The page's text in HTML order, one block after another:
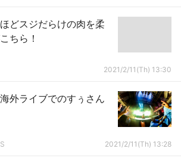
どスジだらけの肉を柔
ちら！
2021/2/11(Th) 13:30
外ライブでのすぅさん
2021/2/11(Th) 13:28